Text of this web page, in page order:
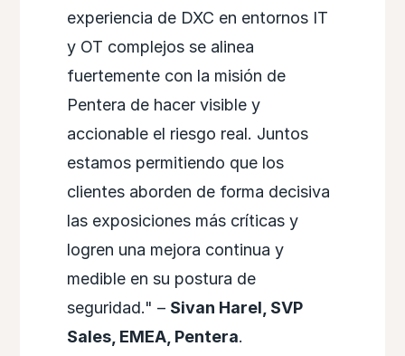
experiencia de DXC en entornos IT
y OT complejos se alinea
fuertemente con la misión de
Pentera de hacer visible y
accionable el riesgo real. Juntos
estamos permitiendo que los
clientes aborden de forma decisiva
las exposiciones más críticas y
logren una mejora continua y
medible en su postura de
seguridad." – Sivan Harel, SVP
Sales, EMEA, Pentera.